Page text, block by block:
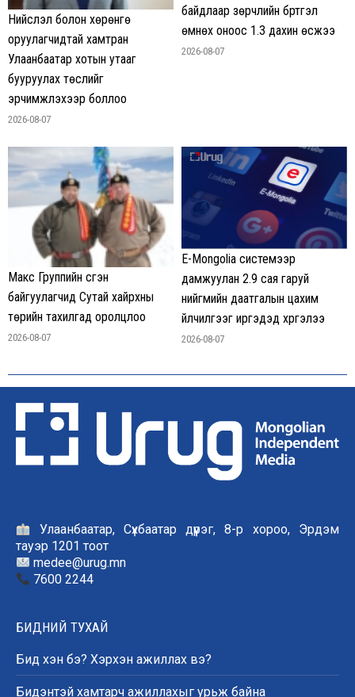
Нийслэл болон хөрөнгө
оруулагчидтай хамтран
Улаанбаатар хотын утааг
бууруулах төслийг
эрчимжүүлэхээр боллоо
2026-08-07
байдлаар зөрчлийн бүртгэл
өмнөх оноос 1.3 дахин өсжээ
2026-08-07
Макс Группийн үүсгэн
байгуулагчид Сутай хайрхны
төрийн тахилгад оролцлоо
2026-08-07
E-Mongolia системээр
дамжуулан 2.9 сая гаруй
нийгмийн даатгалын цахим
үйлчилгээг иргэдэд хүргэлээ
2026-08-07
Улаанбаатар, Сүхбаатар дүүрэг, 8-р хороо, Эрдэм
тауэр 1201 тоот
medee@urug.mn
7600 2244
БИДНИЙ ТУХАЙ
Бид хэн бэ? Хэрхэн ажиллах вэ?
Бидэнтэй хамтарч ажиллахыг урьж байна